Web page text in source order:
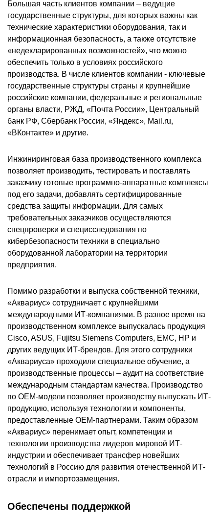
Большая часть клиентов компании – ведущие
государственные структуры, для которых важны как
технические характеристики оборудования, так и
информационная безопасность, а также отсутствие
«недекларированных возможностей», что можно
обеспечить только в условиях российского
производства. В числе клиентов компании - ключевые
государственные структуры страны и крупнейшие
российские компании, федеральные и региональные
органы власти, РЖД, «Почта России», Центральный
банк РФ, Сбербанк России, «Яндекс», Mail.ru,
«ВКонтакте» и другие.
Инжиниринговая база производственного комплекса
позволяет производить, тестировать и поставлять
заказчику готовые программно-аппаратные комплексы
под его задачи, добавлять сертифицированные
средства защиты информации. Для самых
требовательных заказчиков осуществляются
спецпроверки и специсследования по
кибербезопасности техники в специально
оборудованной лаборатории на территории
предприятия.
Помимо разработки и выпуска собственной техники,
«Аквариус» сотрудничает с крупнейшими
международными ИТ-компаниями. В разное время на
производственном комплексе выпускалась продукция
Cisco, ASUS, Fujitsu Siemens Computers, ЕМС, HP и
других ведущих ИТ-брендов. Для этого сотрудники
«Аквариуса» проходили специальное обучение, а
производственные процессы – аудит на соответствие
международным стандартам качества. Производство
по ОЕМ-модели позволяет производству выпускать ИТ-
продукцию, используя технологии и компоненты,
предоставленные ОЕМ-партнерами. Таким образом
«Аквариус» перенимает опыт, компетенции и
технологии производства лидеров мировой ИТ-
индустрии и обеспечивает трансфер новейших
технологий в Россию для развития отечественной ИТ-
отрасли и импортозамещения.
Обеспечены поддержкой